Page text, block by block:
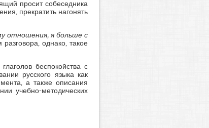
просит собеседника
прекратить нагонять
отношения, я больше с
однако, такое
беспокойства с
русского языка как
а также описания
учебно-методических